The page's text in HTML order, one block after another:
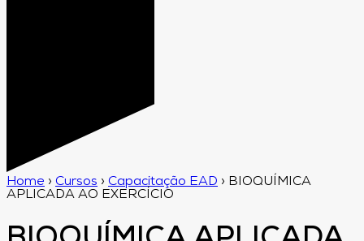
Home › Cursos › Capacitação EAD › BIOQUÍMICA
APLICADA AO EXERCÍCIO